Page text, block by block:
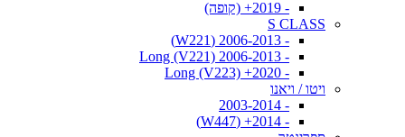
- 2019+ (קופה)
S CLASS
- 2006-2013 (W221)
- 2006-2013 Long (V221)
- 2020+ Long (V223)
ויטו / ויאנו
- 2003-2014
- 2014+ (W447)